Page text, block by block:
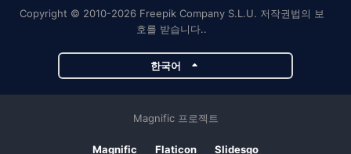
Copyright © 2010-2026 Freepik Company S.L.U. 저작권법의 보
호를 받습니다..
한국어
Magnific 프로젝트
Magnific Flaticon Slidesgo